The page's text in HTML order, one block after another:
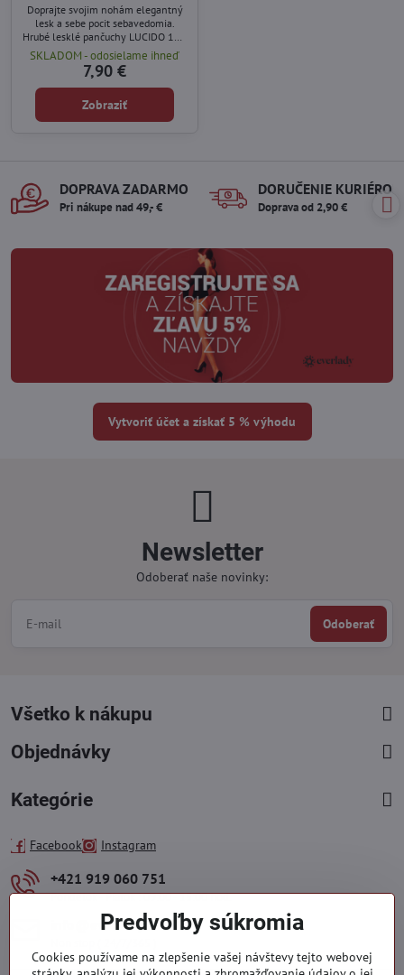
Doprajte svojim nohám elegantný
lesk a sebe pocit sebavedomia.
Hrubé lesklé pančuchy LUCIDO 100
DEN od značky Lores sú stvorené
pre ženy, ktoré chcú vyzerať štýlovo
aj počas chladnejších dní. Jemne
lesklý povrch nádherne odráža
svetlo, opticky zoštíhľuje nohy a
dodáva im hladký, elegantný
SKLADOM - odosielame ihneď
7,90 €
Zobraziť
DOPRAVA ZADARMO
Pri nákupe nad 49,- €
DORUČENIE KURIÉROM
Doprava od 2,90 €
Vytvoriť účet a získať 5 % výhodu
Newsletter
Odoberať naše novinky:
Odoberať
Všetko k nákupu
Objednávky
Kategórie
Facebook Instagram
+421 919 060 751
Pondelok - Piatok : 09:00 - 15:00 hod.
info​@everlady​.eu
Predvoľby súkromia
Cookies používame na zlepšenie vašej návštevy tejto webovej